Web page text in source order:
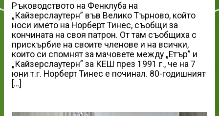
Ръководството на Фенклуба на
„Кайзерслаутерн” във Велико Търново, който
носи името на Норберт Тинес, съобщи за
кончината на своя патрон. От там съобщиха с
прискърбие на своите членове и на всички,
които си спомнят за мачовете между „Етър” и
„Кайзерслаутерн” за КЕШ през 1991 г., че на 7
юни т.г. Норберт Тинес е починал. 80-годишният
[…]